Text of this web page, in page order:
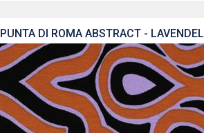
PUNTA DI ROMA ABSTRACT - LAVENDEL